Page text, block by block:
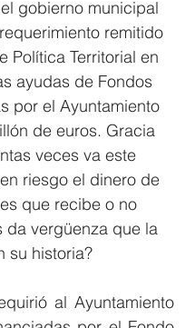
gobierno municipal
remitido
Política Territorial en
ayudas de Fondos
por el Ayuntamiento
de euros. Gracia
veces va este
riesgo el dinero de
que recibe o no
da vergüenza que la
su historia?
al Ayuntamiento